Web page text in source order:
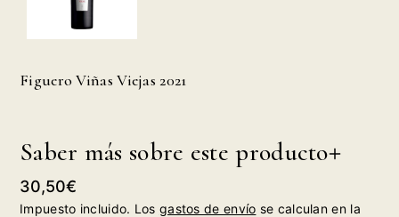
Figuero Viñas Viejas 2021
Saber más sobre este producto
Precio
habitual
30,50€
Impuesto incluido. Los gastos de envío se calculan en la